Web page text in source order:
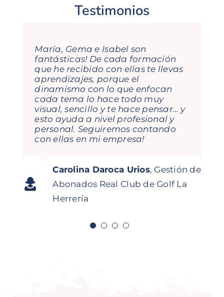
Testimonios
María, Gema e Isabel son
fantásticas! De cada formación
que he recibido con ellas te llevas
aprendizajes, porque el
dinamismo con lo que enfocan
cada tema lo hace todo muy
visual, sencillo y te hace pensar… y
esto ayuda a nivel profesional y
personal. Seguiremos contando
con ellas en mi empresa!
Carolina Daroca Urios, Gestión de
Abonados Real Club de Golf La
Herrería
Asistente a curso Digitalidoso
Pedro N. Rodriguez Director
Comercial SDMM
Director Iberia Mitsubishi
Logisnext